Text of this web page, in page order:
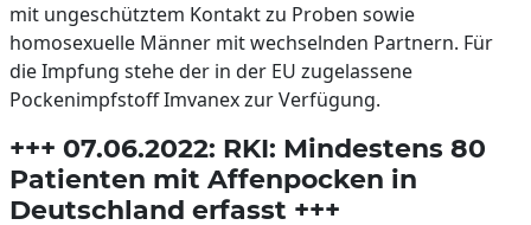
mit ungeschütztem Kontakt zu Proben sowie
homosexuelle Männer mit wechselnden Partnern. Für
die Impfung stehe der in der EU zugelassene
Pockenimpfstoff Imvanex zur Verfügung.
+++ 07.06.2022: RKI: Mindestens 80
Patienten mit Affenpocken in
Deutschland erfasst +++